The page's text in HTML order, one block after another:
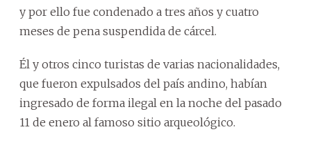
y por ello fue condenado a tres años y cuatro
meses de pena suspendida de cárcel.
Él y otros cinco turistas de varias nacionalidades,
que fueron expulsados del país andino, habían
ingresado de forma ilegal en la noche del pasado
11 de enero al famoso sitio arqueológico.